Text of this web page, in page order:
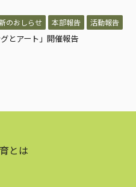
のおしらせ 本部報告 活動報告
とアート」開催報告
とは